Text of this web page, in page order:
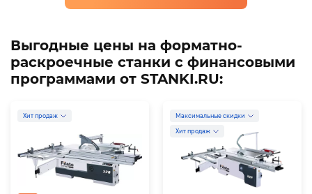
Выгодные цены на форматно-
раскроечные станки с финансовыми
программами от STANKI.RU:
Хит продаж Максимальные скидки
Хит продаж